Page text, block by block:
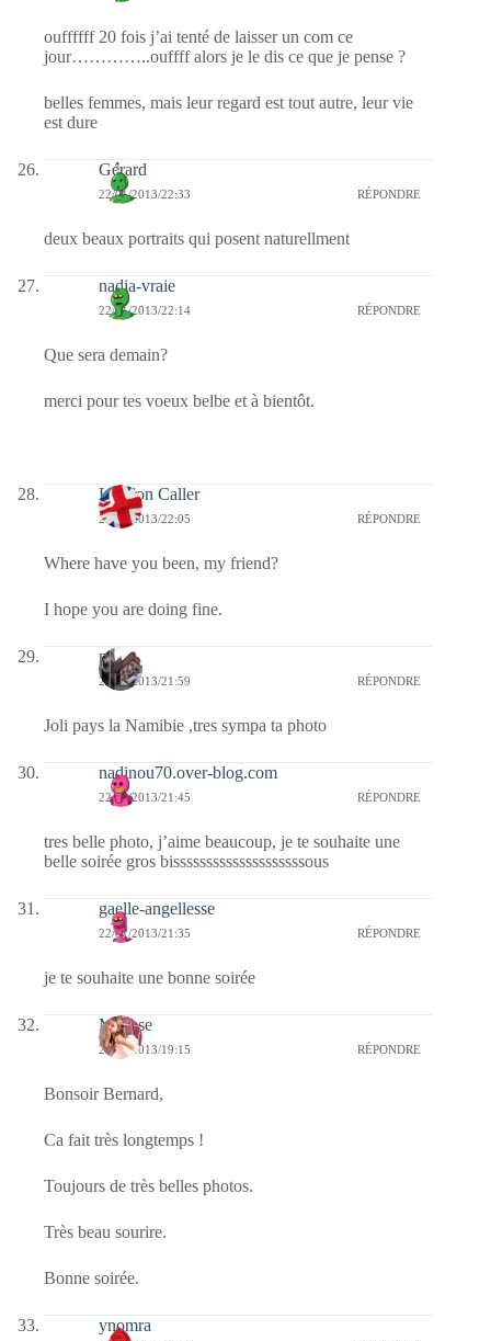
ouffffff 20 fois j’ai tenté de laisser un com ce
jour…………..ouffff alors je le dis ce que je pense ?
belles femmes, mais leur regard est tout autre, leur vie
est dure
Gérard
22/01/2013/22:33 RÉPONDRE
deux beaux portraits qui posent naturellment
nadia-vraie
22/01/2013/22:14 RÉPONDRE
Que sera demain?
merci pour tes voeux belbe et à bientôt.
London Caller
22/01/2013/22:05 RÉPONDRE
Where have you been, my friend?
I hope you are doing fine.
noelp
22/01/2013/21:59 RÉPONDRE
Joli pays la Namibie ,tres sympa ta photo
nadinou70.over-blog.com
22/01/2013/21:45 RÉPONDRE
tres belle photo, j’aime beaucoup, je te souhaite une
belle soirée gros bissssssssssssssssssssous
gaelle-angellesse
22/01/2013/21:35 RÉPONDRE
je te souhaite une bonne soirée
Mousse
22/01/2013/19:15 RÉPONDRE
Bonsoir Bernard,
Ca fait très longtemps !
Toujours de très belles photos.
Très beau sourire.
Bonne soirée.
ynomra